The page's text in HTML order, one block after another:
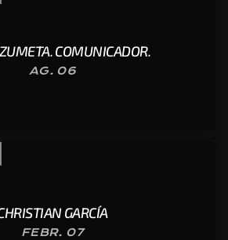
COMUNICADOR.
AG. 06
GARCÍA
FEBR. 07